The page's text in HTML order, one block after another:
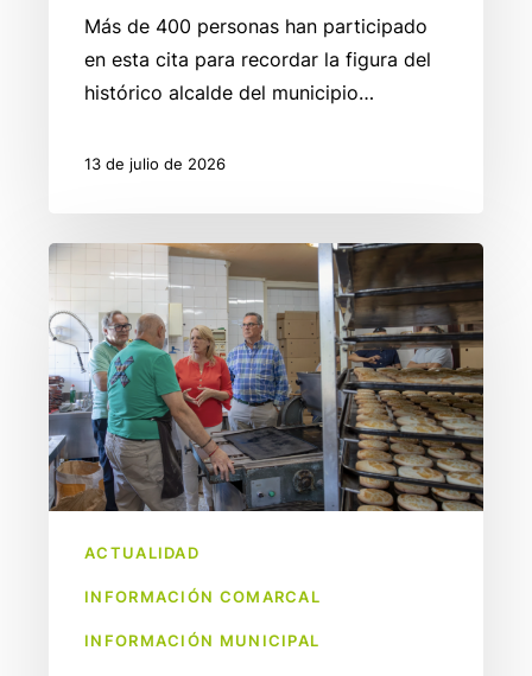
Más de 400 personas han participado
en esta cita para recordar la figura del
histórico alcalde del municipio…
13 de julio de 2026
Sobaos
Sañudo,
en
Vega
de
Pas
mejora
instalaciones
ACTUALIDAD
INFORMACIÓN COMARCAL
INFORMACIÓN MUNICIPAL